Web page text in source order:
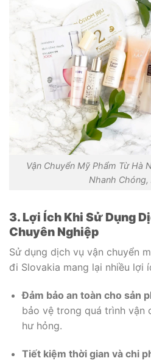
Vận Chuyển Mỹ Phẩm Từ Hà
Nhanh Chóng,
3. Lợi Ích Khi Sử Dụng
Chuyên Nghiệp
Sử dụng dịch vụ vận chuyển
đi Slovakia mang lại nhiều lợi
Đảm bảo an toàn cho sản
bảo vệ trong quá trình vận
hư hỏng.
Tiết kiệm thời gian và chi